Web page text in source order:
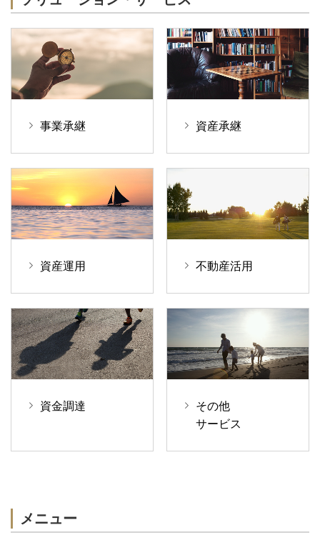
事業承継 資産承継
資産運用 不動産活用
資金調達
その他
サービス
メニュー